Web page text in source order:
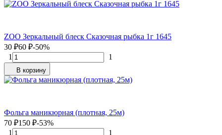
ZOO Зеркальный блеск Сказочная рыбка 1г 1645
30 ₽60 ₽-50%
1
1
В корзину
Фольга маникюрная (плотная, 25м)
70 ₽150 ₽-53%
1
1